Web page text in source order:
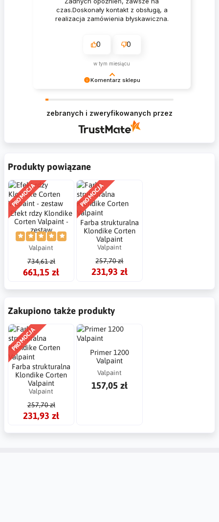
Komentarz sklepu
czas.Doskonały kontakt z obsługą, a
realizacja zamówienia błyskawiczna.
0 0
w tym miesiącu
zebranych i zweryfikowanych przez
Produkty powiązane
PROMOCJA
Efekt rdzy Klondike
Corten Valpaint -
zestaw
Valpaint
734,61 zł
661,15 zł
PROMOCJA
Farba strukturalna
Klondike Corten
Valpaint
Valpaint
257,70 zł
231,93 zł
Zakupiono także produkty
PROMOCJA
Farba strukturalna
Klondike Corten
Valpaint
Valpaint
257,70 zł
231,93 zł
Primer 1200
Valpaint
Valpaint
157,05 zł